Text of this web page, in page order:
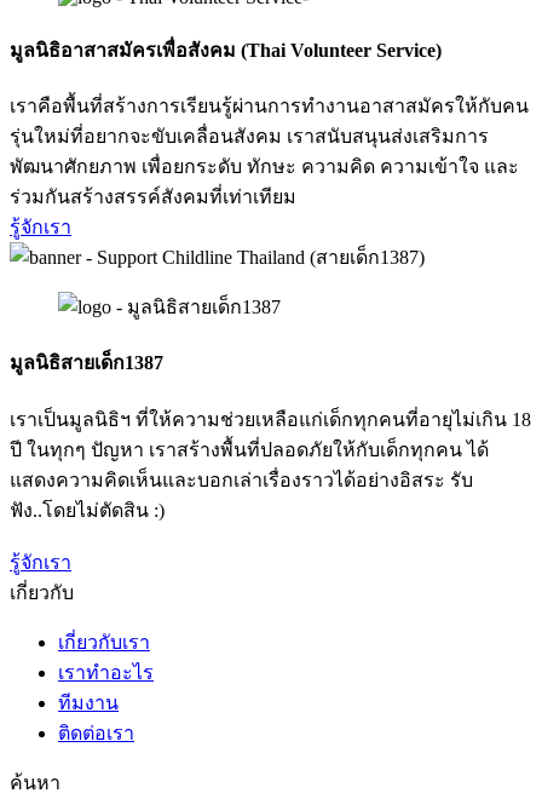
มูลนิธิอาสาสมัครเพื่อสังคม (Thai Volunteer Service)
เราคือพื้นที่สร้างการเรียนรู้ผ่านการทำงานอาสาสมัครให้กับคน
รุ่นใหม่ที่อยากจะขับเคลื่อนสังคม เราสนับสนุนส่งเสริมการ
พัฒนาศักยภาพ เพื่อยกระดับ ทักษะ ความคิด ความเข้าใจ และ
ร่วมกันสร้างสรรค์สังคมที่เท่าเทียม
รู้จักเรา
มูลนิธิสายเด็ก1387
เราเป็นมูลนิธิฯ ที่ให้ความช่วยเหลือแก่เด็กทุกคนที่อายุไม่เกิน 18
ปี ในทุกๆ ปัญหา เราสร้างพื้นที่ปลอดภัยให้กับเด็กทุกคน ได้
แสดงความคิดเห็นและบอกเล่าเรื่องราวได้อย่างอิสระ รับ
ฟัง..โดยไม่ตัดสิน :)
รู้จักเรา
เกี่ยวกับ
เกี่ยวกับเรา
เราทำอะไร
ทีมงาน
ติดต่อเรา
ค้นหา